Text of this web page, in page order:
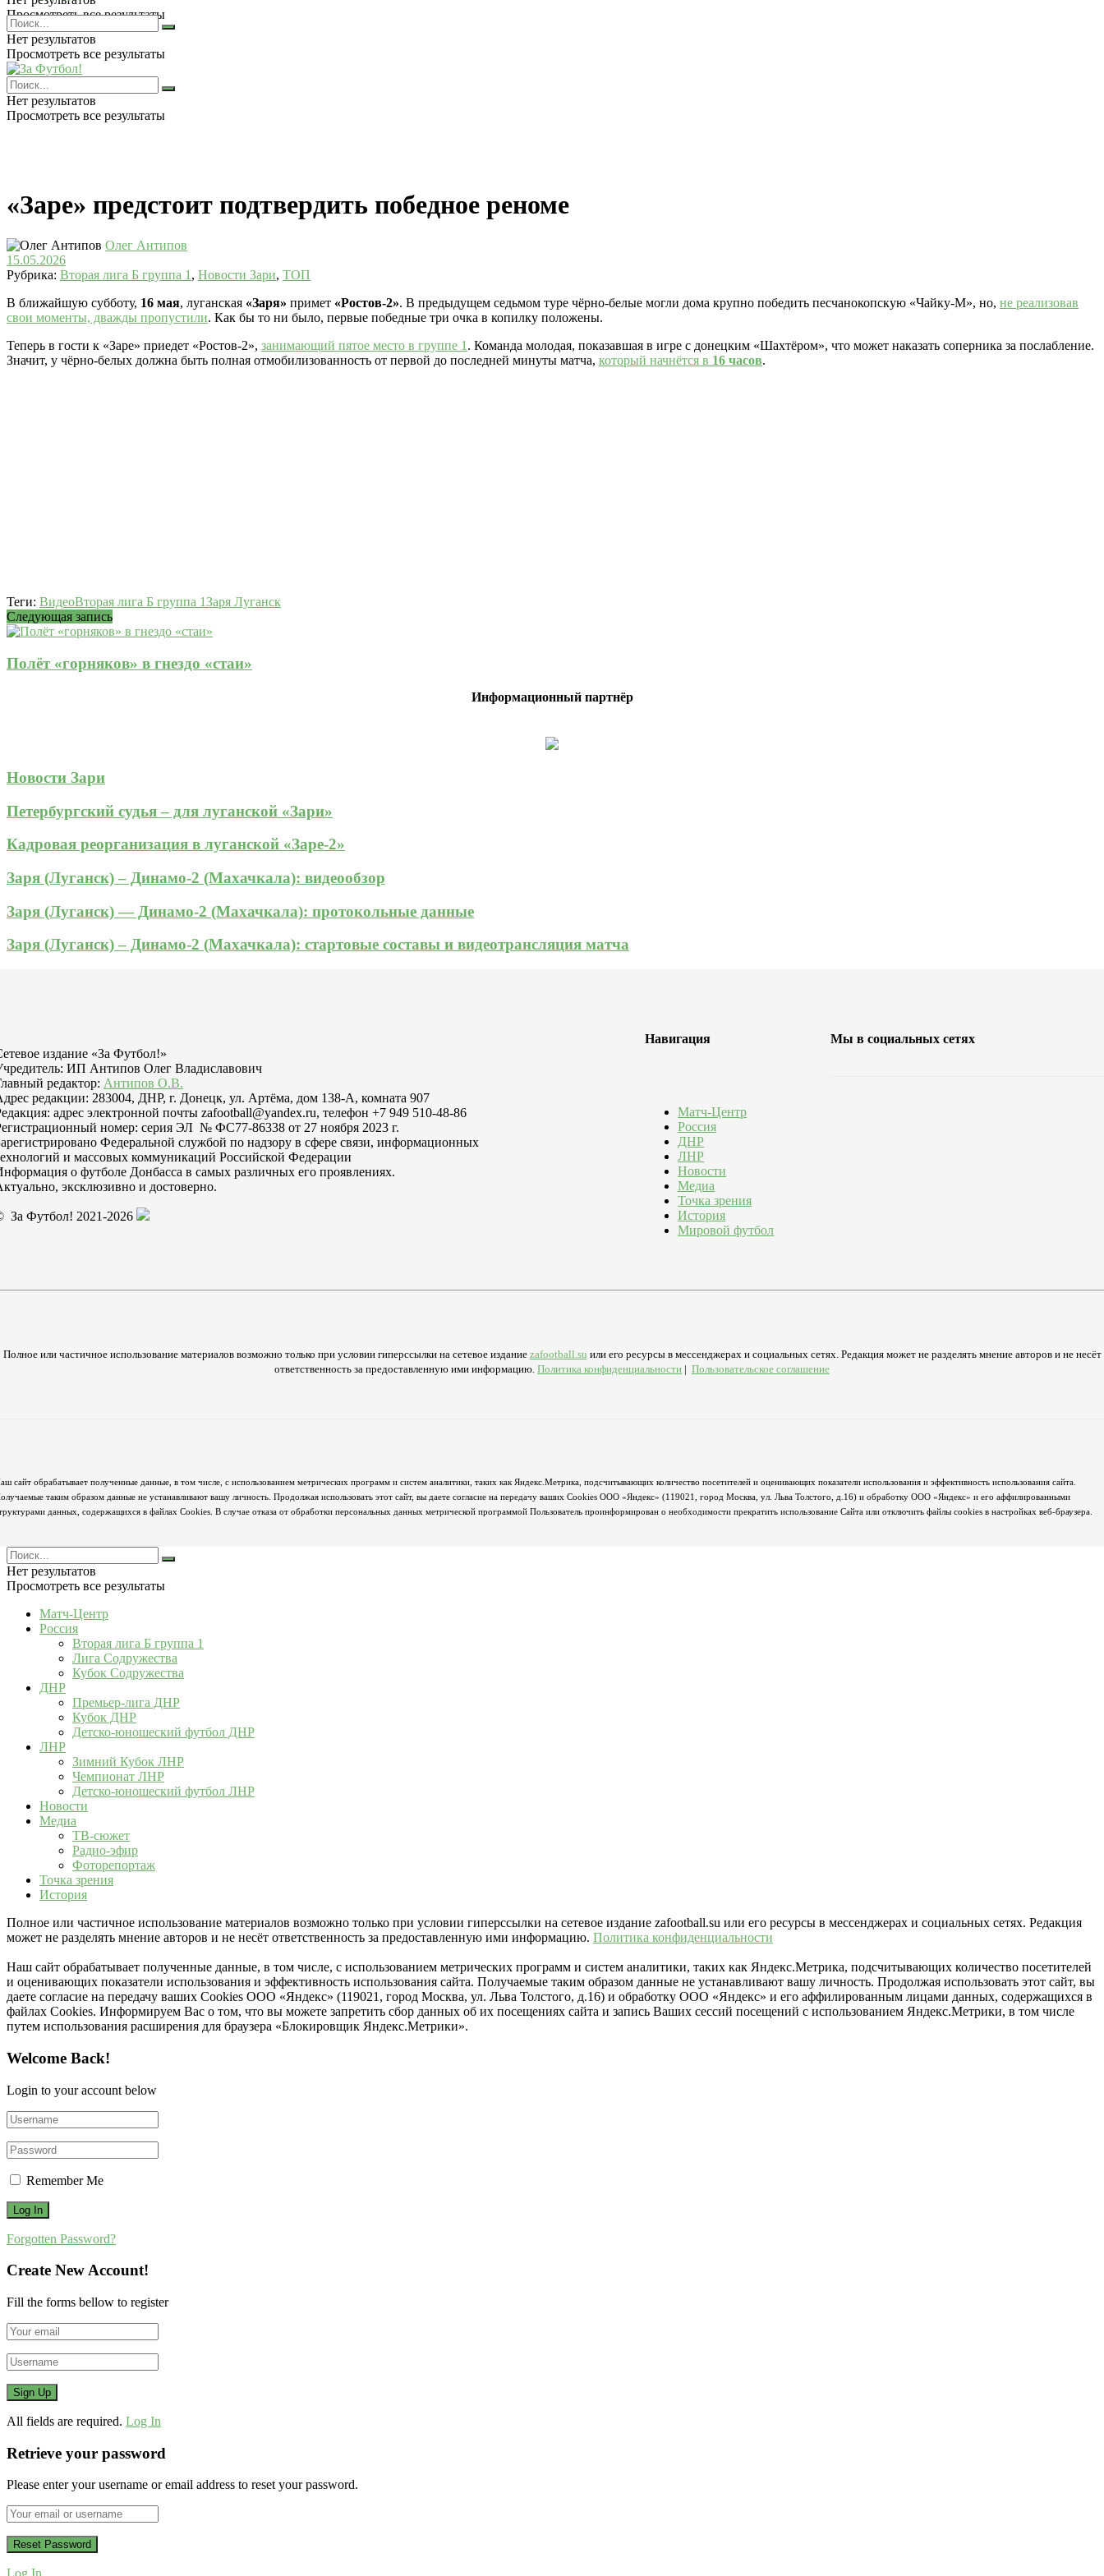
Просмотреть все результаты
Нет результатов
Просмотреть все результаты
Нет результатов
Просмотреть все результаты
«Заре» предстоит подтвердить победное реноме
Олег Антипов
15.05.2026
Рубрика: Вторая лига Б группа 1 , Новости Зари, ТОП
В ближайшую субботу, 16 мая, луганская «Заря» примет «Ростов-2». В предыдущем седьмом туре чёрно-белые могли дома крупно победить песчанокопскую «Чайку-М», но, не реализовав
свои моменты, дважды пропустили. Как бы то ни было, первые победные три очка в копилку положены.
Теперь в гости к «Заре» приедет «Ростов-2», занимающий пятое место в группе 1 . Команда молодая, показавшая в игре с донецким «Шахтёром», что может наказать соперника за послабление.
Значит, у чёрно-белых должна быть полная отмобилизованность от первой до последней минуты матча, который начнётся в 16 часов.
Теги: ВидеоВторая лига Б группа 1Заря Луганск
Следующая запись
Полёт «горняков» в гнездо «стаи»
Информационный партнёр
Новости Зари
Петербургский судья – для луганской «Зари»
Кадровая реорганизация в луганской «Заре-2»
Заря (Луганск) – Динамо-2 (Махачкала): видеообзор
Заря (Луганск) — Динамо-2 (Махачкала): протокольные данные
Заря (Луганск) – Динамо-2 (Махачкала): стартовые составы и видеотрансляция матча
издание «За Футбол!»
ИП Антипов Олег Владиславович
редактор: Антипов О.В.
редакции: 283004, ДНР, г. Донецк, ул. Артёма, дом 138-А, комната 907
адрес электронной почты zafootball@yandex.ru, телефон +7 949 510-48-86
номер: серия ЭЛ № ФС77-86338 от 27 ноября 2023 г.
Федеральной службой по надзору в сфере связи, информационных
и массовых коммуникаций Российской Федерации
о футболе Донбасса в самых различных его проявлениях.
эксклюзивно и достоверно.
За Футбол! 2021-2026
Навигация
Матч-Центр
Россия
ДНР
ЛНР
Новости
Медиа
Точка зрения
История
Мировой футбол
Мы в социальных сетях
Полное или частичное использование материалов возможно только при условии гиперссылки на сетевое издание zafootball.su или его ресурсы в мессенджерах и социальных сетях. Редакция может не разделять мнение авторов и не несёт
ответственность за предоставленную ими информацию. Политика конфиденциальности | Пользовательское соглашение
сайт обрабатывает полученные данные, в том числе, с использованием метрических программ и систем аналитики, таких как Яндекс.Метрика, подсчитывающих количество посетителей и оценивающих показатели использования и эффективность использования сайта.
таким образом данные не устанавливают вашу личность. Продолжая использовать этот сайт, вы даете согласие на передачу ваших Cookies ООО «Яндекс» (119021, город Москва, ул. Льва Толстого, д.16) и обработку ООО «Яндекс» и его аффилированными
данных, содержащихся в файлах Cookies. В случае отказа от обработки персональных данных метрической программой Пользователь проинформирован о необходимости прекратить использование Сайта или отключить файлы cookies в настройках веб-браузера.
Нет результатов
Просмотреть все результаты
Матч-Центр
Россия
Вторая лига Б группа 1
Лига Содружества
Кубок Содружества
ДНР
Премьер-лига ДНР
Кубок ДНР
Детско-юношеский футбол ДНР
ЛНР
Зимний Кубок ЛНР
Чемпионат ЛНР
Детско-юношеский футбол ЛНР
Новости
Медиа
ТВ-сюжет
Радио-эфир
Фоторепортаж
Точка зрения
История
Полное или частичное использование материалов возможно только при условии гиперссылки на сетевое издание zafootball.su или его ресурсы в мессенджерах и социальных сетях. Редакция
может не разделять мнение авторов и не несёт ответственность за предоставленную ими информацию. Политика конфиденциальности
Наш сайт обрабатывает полученные данные, в том числе, с использованием метрических программ и систем аналитики, таких как Яндекс.Метрика, подсчитывающих количество посетителей
и оценивающих показатели использования и эффективность использования сайта. Получаемые таким образом данные не устанавливают вашу личность. Продолжая использовать этот сайт, вы
даете согласие на передачу ваших Cookies ООО «Яндекс» (119021, город Москва, ул. Льва Толстого, д.16) и обработку ООО «Яндекс» и его аффилированным лицами данных, содержащихся в
файлах Cookies. Информируем Вас о том, что вы можете запретить сбор данных об их посещениях сайта и запись Ваших сессий посещений с использованием Яндекс.Метрики, в том числе
путем использования расширения для браузера «Блокировщик Яндекс.Метрики».
Welcome Back!
Login to your account below
Remember Me
Forgotten Password?
Create New Account!
Fill the forms bellow to register
All fields are required. Log In
Retrieve your password
Please enter your username or email address to reset your password.